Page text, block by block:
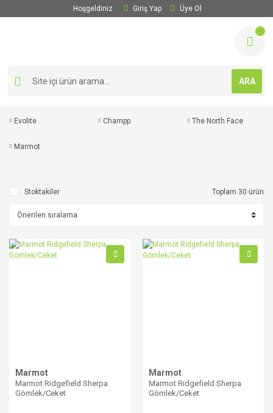
Hoşgeldiniz Giriş Yap Üye Ol
ARA
Evolite Champp The North Face
Marmot
Stoktakiler Toplam 30 ürün
Marmot
Marmot Ridgefield Sherpa
Gömlek/Ceket
Marmot
Marmot Ridgefield Sherpa
Gömlek/Ceket